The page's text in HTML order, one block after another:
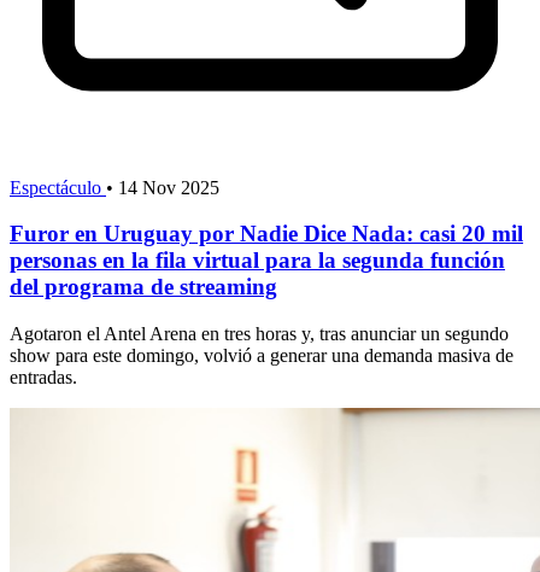
Espectáculo • 14 Nov 2025
Furor en Uruguay por Nadie Dice Nada: casi 20 mil
personas en la fila virtual para la segunda función
del programa de streaming
Agotaron el Antel Arena en tres horas y, tras anunciar un segundo
show para este domingo, volvió a generar una demanda masiva de
entradas.